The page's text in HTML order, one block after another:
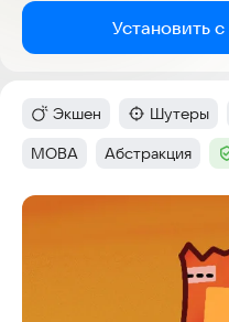
Установить
Категория
Экшен Категория:
Шутеры
Тег:
MOBA Тег:
Абстракция
Скриншоты